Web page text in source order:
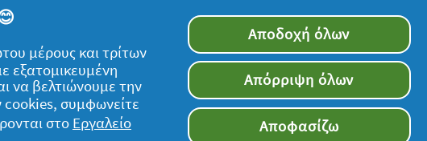
μέρους και τρίτων
εξατομικευμένη
να βελτιώνουμε την
συμφωνείτε
στο Εργαλείο
Αποδοχή όλων
Απόρριψη όλων
Αποφασίζω